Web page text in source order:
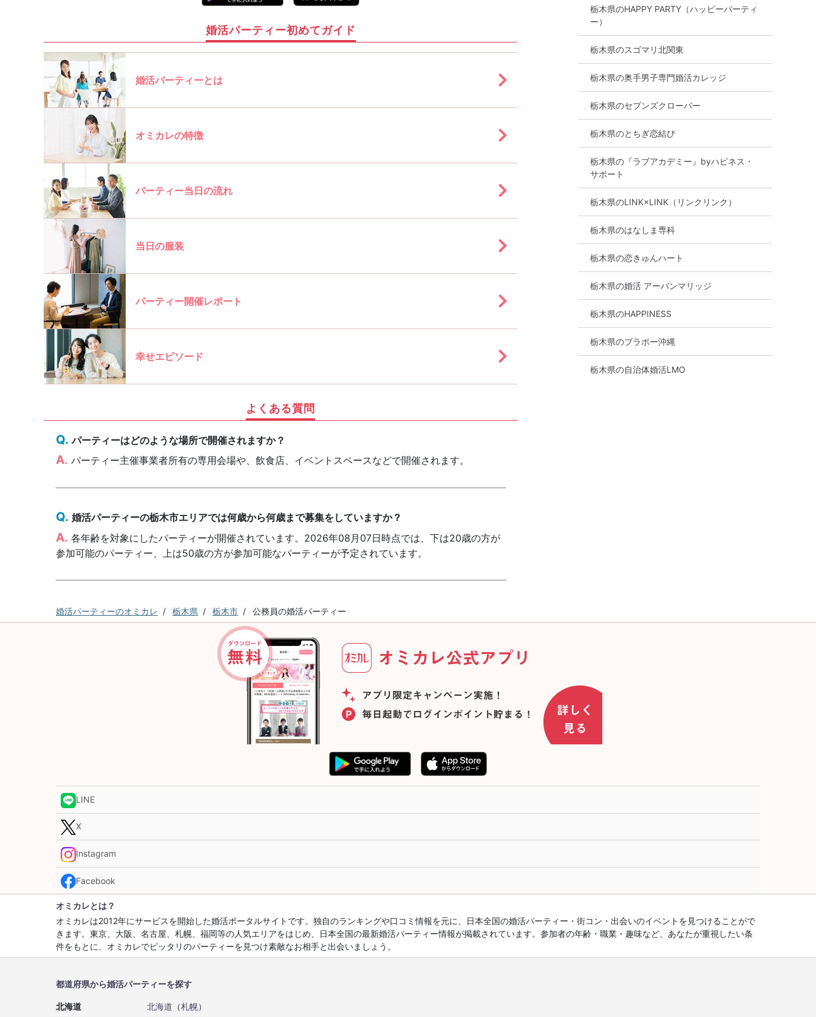
婚活パーティー初めてガイド
婚活パーティーとは
オミカレの特徴
パーティー当日の流れ
当日の服装
パーティー開催レポート
幸せエピソード
よくある質問
パーティーはどのような場所で開催されますか？
パーティー主催事業者所有の専用会場や、飲食店、イベントスペースなどで開催されます。
婚活パーティーの栃木市エリアでは何歳から何歳まで募集をしていますか？
各年齢を対象にしたパーティーが開催されています。2026年08月07日時点では、下は20歳の方が
参加可能のパーティー、上は50歳の方が参加可能なパーティーが予定されています。
栃木県のHAPPY PARTY（ハッピーパーティ
ー）
栃木県のスゴマリ北関東
栃木県の奥手男子専門婚活カレッジ
栃木県のセブンズクローバー
栃木県のとちぎ恋結び
栃木県の『ラブアカデミー』byハピネス・
サポート
栃木県のLINK×LINK（リンクリンク）
栃木県のはなしま専科
栃木県の恋きゅんハート
栃木県の婚活 アーバンマリッジ
栃木県のHAPPINESS
栃木県のブラボー沖縄
栃木県の自治体婚活LMO
婚活パーティーのオミカレ 栃木県 栃木市 公務員の婚活パーティー
LINE
X
Instagram
Facebook
オミカレとは？
オミカレは2012年にサービスを開始した婚活ポータルサイトです。独自のランキングや口コミ情報を元に、日本全国の婚活パーティー・街コン・出会いのイベントを見つけることがで
きます。東京、大阪、名古屋、札幌、福岡等の人気エリアをはじめ、日本全国の最新婚活パーティー情報が掲載されています。参加者の年齢・職業・趣味など、あなたが重視したい条
件をもとに、オミカレでピッタリのパーティーを見つけ素敵なお相手と出会いましょう。
都道府県から婚活パーティーを探す
北海道 北海道 （札幌）